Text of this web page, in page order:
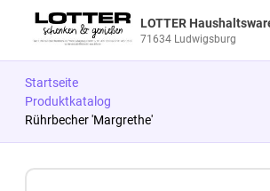
LOTTER
71634 Ludwigsburg
Startseite
Produktkatalog
Rührbecher 'Margrethe'